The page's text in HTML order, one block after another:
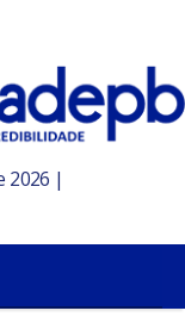
2026 |